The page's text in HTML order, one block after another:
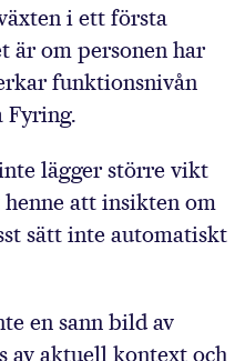
i ett första
är om personen har
funktionsnivån
Fyring.
lägger större vikt
att insikten om
sätt inte automatiskt
en sann bild av
av aktuell kontext och